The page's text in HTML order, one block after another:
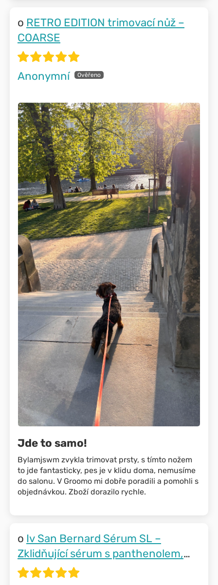
RETRO EDITION trimovací nůž –
COARSE
Anonymní
Jde to samo!
Bylamjswm zvykla trimovat prsty, s tímto nožem
to jde fantasticky, pes je v klidu doma, nemusíme
do salonu. V Groomo mi dobře poradili a pomohli s
objednávkou. Zboží dorazilo rychle.
Iv San Bernard Sérum SL –
Zklidňující sérum s panthenolem,
měsíčkem a heřmánkem